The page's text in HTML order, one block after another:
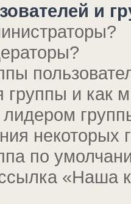
и
группы и как
лидером
некоторых
по
«Наша